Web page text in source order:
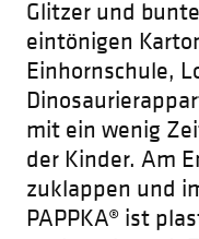
Glitzer und
eintönigen
Einhornschule,
mit ein wenig
der Kinder. Am
zuklappen und
PAPPKA® ist